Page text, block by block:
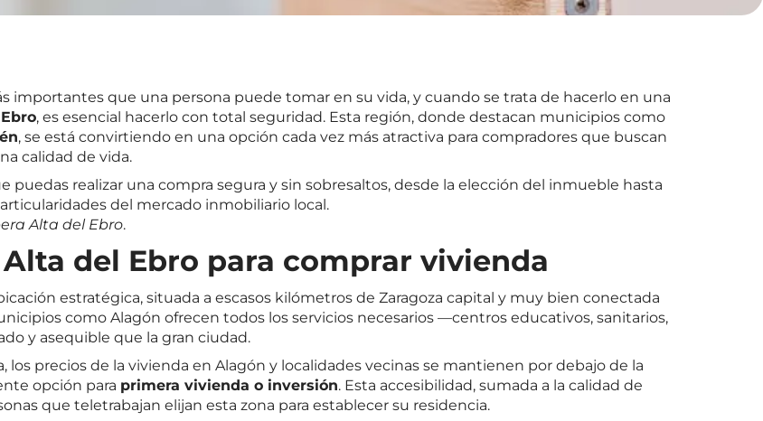
importantes que una persona puede tomar en su vida, y cuando se trata de hacerlo en una
, es esencial hacerlo con total seguridad. Esta región, donde destacan municipios como
, se está convirtiendo en una opción cada vez más atractiva para compradores que buscan
calidad de vida.
puedas realizar una compra segura y sin sobresaltos, desde la elección del inmueble hasta
del mercado inmobiliario local.
Alta del Ebro.
del Ebro para comprar vivienda
estratégica, situada a escasos kilómetros de Zaragoza capital y muy bien conectada
como Alagón ofrecen todos los servicios necesarios —centros educativos, sanitarios,
y asequible que la gran ciudad.
, los precios de la vivienda en Alagón y localidades vecinas se mantienen por debajo de la
opción para primera vivienda o inversión. Esta accesibilidad, sumada a la calidad de
que teletrabajan elijan esta zona para establecer su residencia.